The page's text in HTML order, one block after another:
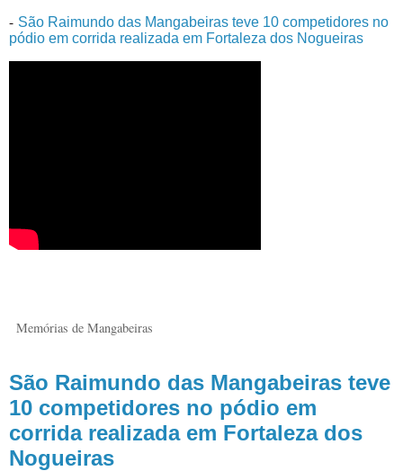
- São Raimundo das Mangabeiras teve 10 competidores no
pódio em corrida realizada em Fortaleza dos Nogueiras
Memórias de Mangabeiras
São Raimundo das Mangabeiras teve
10 competidores no pódio em
corrida realizada em Fortaleza dos
Nogueiras